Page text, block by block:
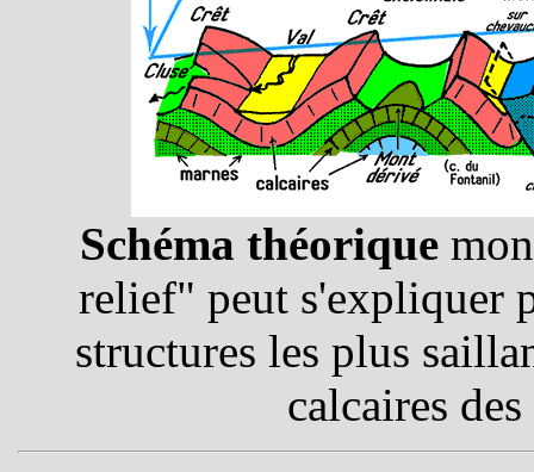
Schéma théorique
relief" peut s'expliquer
structures les plus
calcaires